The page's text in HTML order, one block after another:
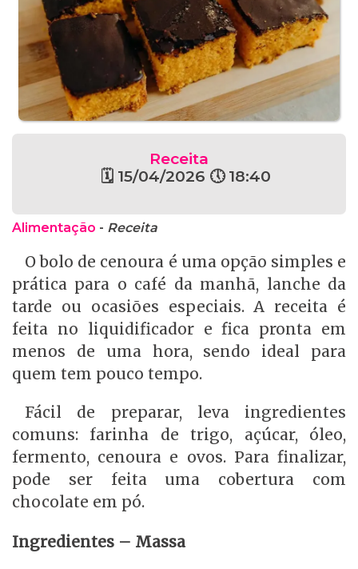
Receita
🗓 15/04/2026 🕔 18:40
Alimentação - Receita
O bolo de cenoura é uma opção simples e
prática para o café da manhã, lanche da
tarde ou ocasiões especiais. A receita é
feita no liquidificador e fica pronta em
menos de uma hora, sendo ideal para
quem tem pouco tempo.
Fácil de preparar, leva ingredientes
comuns: farinha de trigo, açúcar, óleo,
fermento, cenoura e ovos. Para finalizar,
pode ser feita uma cobertura com
chocolate em pó.
Ingredientes – Massa